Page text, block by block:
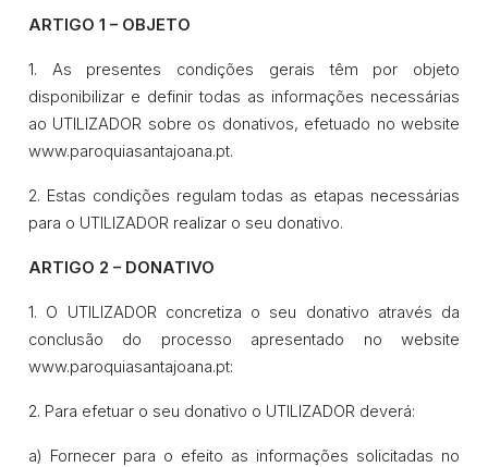
ARTIGO 1 – OBJETO
1. As presentes condições gerais têm por objeto
disponibilizar e definir todas as informações necessárias
ao UTILIZADOR sobre os donativos, efetuado no website
www.paroquiasantajoana.pt.
2. Estas condições regulam todas as etapas necessárias
para o UTILIZADOR realizar o seu donativo.
ARTIGO 2 – DONATIVO
1. O UTILIZADOR concretiza o seu donativo através da
conclusão do processo apresentado no website
www.paroquiasantajoana.pt:
2. Para efetuar o seu donativo o UTILIZADOR deverá:
a) Fornecer para o efeito as informações solicitadas no